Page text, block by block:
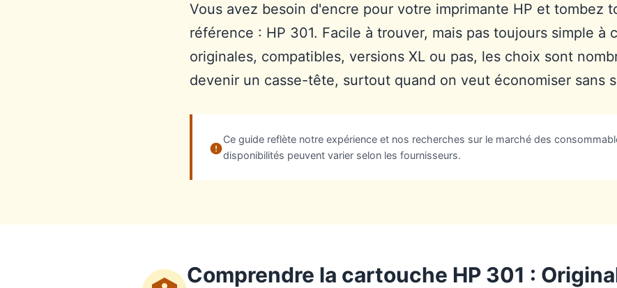
Vous avez besoin d'encre pour votre imprimante HP et tombez
référence : HP 301. Facile à trouver, mais pas toujours simple à
originales, compatibles, versions XL ou pas, les choix sont
devenir un casse-tête, surtout quand on veut économiser sans
Ce guide reflète notre expérience et nos recherches sur le marché des
disponibilités peuvent varier selon les fournisseurs.
Comprendre la cartouche HP 301 :